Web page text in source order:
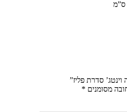
סדרת פליז”
מסומנים *